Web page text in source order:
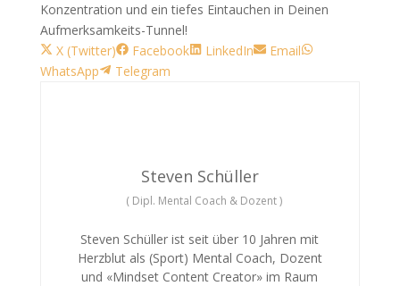
Konzentration und ein tiefes Eintauchen in Deinen
Aufmerksamkeits-Tunnel!
Share
on
X (Twitter)
Share
on
Facebook
Share
LinkedIn
Share
Email
Share
WhatsApp
Share
Telegram
Steven Schüller
( Dipl. Mental Coach & Dozent)
Steven Schüller ist seit über 10 Jahren mit
Herzblut als (Sport) Mental Coach, Dozent
und «Mindset Content Creator» im Raum